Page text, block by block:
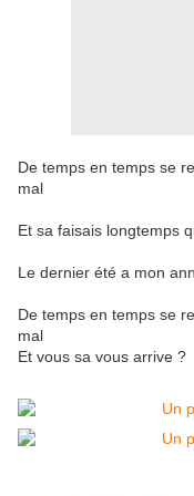
De temps en temps se
mal
Et sa faisais longtemps
Le dernier été a mon
De temps en temps se
mal
Et vous sa vous arrive ?